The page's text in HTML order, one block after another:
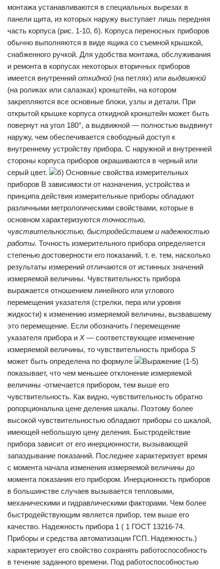
монтажа устанавливаются в специаль­ных вырезах в
панели щита, из которых наружу выступает лишь передняя
часть корпуса (рис. 1-10, б). Корпуса переносных приборов
обычно выполняются в виде ящика со съемной крыш­кой,
снабженного ручкой. Для удобства монтажа, обслуживания
и ремонта в корпусах некоторых вторич­ных приборов
имеется внут­ренний откидной (на петлях) или выдвижной
(на роликах или салазках) кронштейн, на котором
закрепляются все основные блоки, узлы и детали. При
открытой крышке корпуса откидной кронштейн может быть
повернут на угол 180°, а выдвижной — полностью выдвинут
наружу, чем обеспечивается свободный доступ к
внутреннему уст­ройству прибора. С наружной и внутренней
стороны кор­пуса приборов окрашиваются в черный или
серый цвет.
б) Основные свойства измерительных
приборов В зависимости от назначения, устройства и
принципа действия измерительные приборы обладают
различными метрологическими свойствами, которые в
основном харак­теризуются точностью,
чувствительностью, быстродей­ствием и надежностью
работы. Точность измерительного прибора определяется
степенью достоверности его показаний, т. е. тем, насколько
результаты измерений отличаются от истинных значений
измеряемой величины. Чувствительность прибора
выражается от­ношением линейного или углового
перемещения указателя (стрелки, пера или уровня
жидкости) к изменению изме­ряемой величины, вызвавшему
это перемещение. Если обозначить lперемещение
указателя прибора и Х— соответствующее изменение
измеряемой величины, то чувствительность прибора S
может быть определена по формуле
Выражение (1-5)
показывает, что чем меньшее откло­нение измеряемой
величины -отмечается прибором, тем выше его
чувствительность. Как видно, чувствительность обратно
ропорциональна цене деления шкалы. Поэтому более
высокой чувствительностью обладают приборы со шкалой,
имеющей небольшую цену деления. Быстродействие
прибора зависит от его инер­ционности, вызывающей
запаздывание показаний. По­следнее характеризует время
с момента начала из­менения измеряемой величины до
момента показания его прибором. Инерционность приборов
в большинстве слу­чаев вызывается тепловыми,
механическими и гидравли­ческими факторами. Чем более
быстродействующим яв­ляется прибор, тем выше его
качество. Надежность прибора 1 ( 1 ГОСТ 13216-74.
Приборы и средства автоматизации ГСП. Надежность.)
характеризует его свой­ство сохранять работоспособность
в течение заданного времени. Под работоспособностью